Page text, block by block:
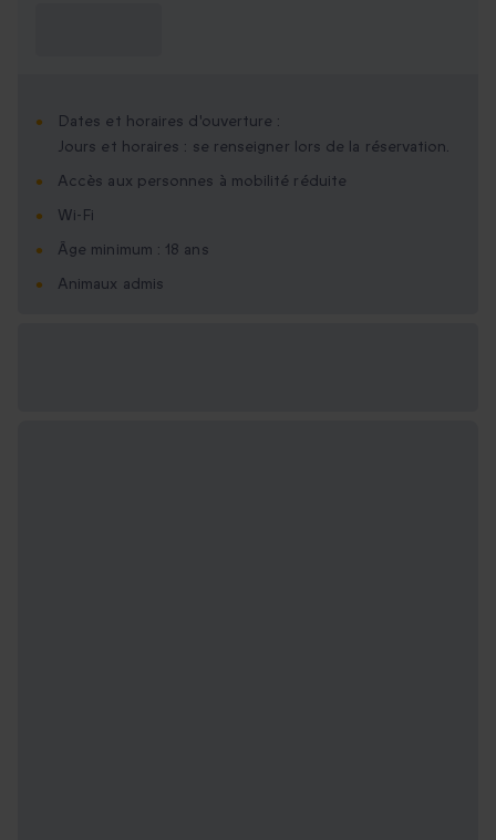
Dates et horaires d'ouverture :
Jours et horaires : se renseigner lors de la réservation.
Accès aux personnes à mobilité réduite
Wi-Fi
Âge minimum : 18 ans
Animaux admis